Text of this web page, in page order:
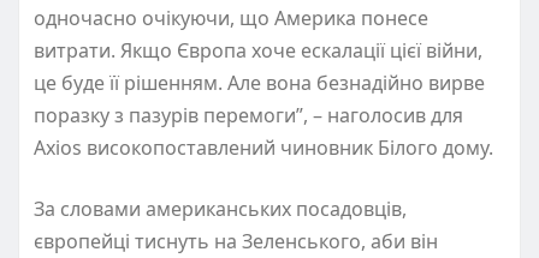
одночасно очікуючи, що Америка понесе
витрати. Якщо Європа хоче ескалації цієї війни,
це буде її рішенням. Але вона безнадійно вирве
поразку з пазурів перемоги”, – наголосив для
Axios високопоставлений чиновник Білого дому.
За словами американських посадовців,
європейці тиснуть на Зеленського, аби він